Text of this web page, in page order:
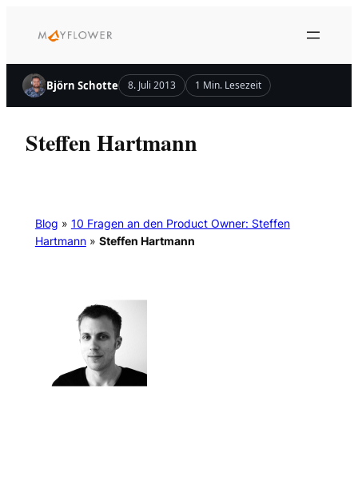
Inhalt
Björn Schotte 8. Juli 2013 1 Min. Lesezeit
Steffen Hartmann
Blog » 10 Fragen an den Product Owner: Steffen
Hartmann» Steffen Hartmann